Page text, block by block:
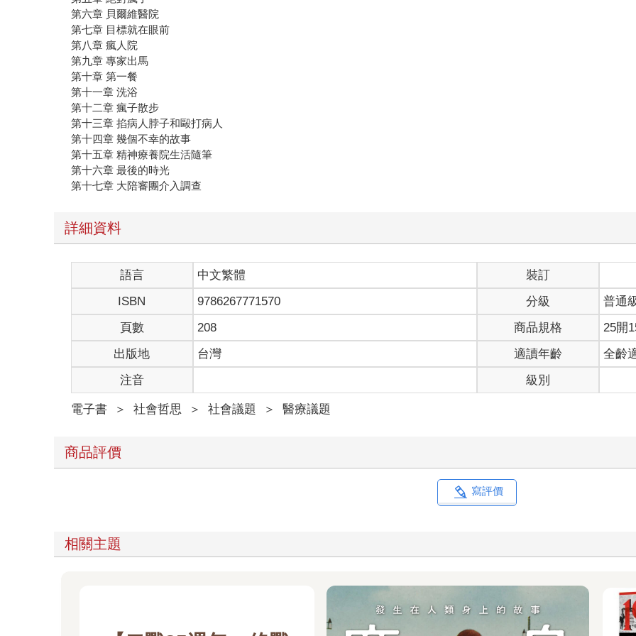
第六章 貝爾維醫院
第七章 目標就在眼前
第八章 瘋人院
第九章 專家出馬
第十章 第一餐
第十一章 洗浴
第十二章 瘋子散步
第十三章 掐病人脖子和毆打病人
第十四章 幾個不幸的故事
第十五章 精神療養院生活隨筆
第十六章 最後的時光
第十七章 大陪審團介入調查
詳細資料
語言 中文繁體
裝訂
ISBN
9786267771570 分級
普通
頁數
208 商品規格
25開
出版地
台灣 適讀年齡
全齡
注音
級別
電子書 ＞ 社會哲思 ＞ 社會議題 ＞ 醫療議題
商品評價
寫評價
相關主題